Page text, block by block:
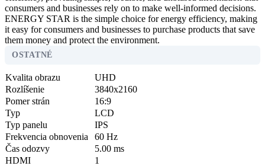
consumers and businesses rely on to make well-informed decisions.
ENERGY STAR is the simple choice for energy efficiency, making
it easy for consumers and businesses to purchase products that save
them money and protect the environment.
OSTATNÉ
Kvalita obrazu
UHD
Rozlíšenie
3840x2160
Pomer strán
16:9
Typ
LCD
Typ panelu
IPS
Frekvencia obnovenia
60 Hz
Čas odozvy
5.00 ms
HDMI
1